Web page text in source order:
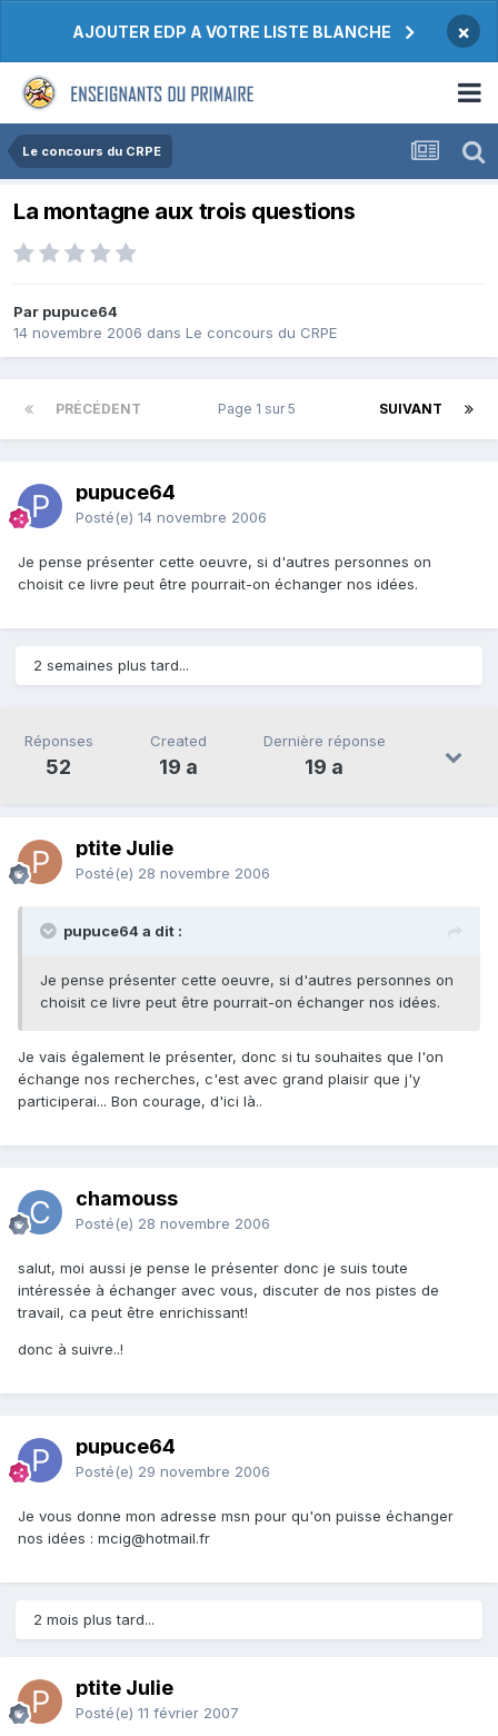
AJOUTER EDP A VOTRE LISTE BLANCHE ×
Le concours du CRPE
La montagne aux trois questions
Par pupuce64
14 novembre 2006 dans Le concours du CRPE
PRÉCÉDENT SUIVANT
Page 1 sur 5
pupuce64
Posté(e) 14 novembre 2006
Je pense présenter cette oeuvre, si d'autres personnes on
choisit ce livre peut être pourrait-on échanger nos idées.
2 semaines plus tard...
Réponses
52
Created
19 a
Dernière réponse
19 a
ptite Julie
Posté(e) 28 novembre 2006
pupuce64 a dit :
Je pense présenter cette oeuvre, si d'autres personnes on
choisit ce livre peut être pourrait-on échanger nos idées.
Je vais également le présenter, donc si tu souhaites que l'on
échange nos recherches, c'est avec grand plaisir que j'y
participerai... Bon courage, d'ici là..
chamouss
Posté(e) 28 novembre 2006
salut, moi aussi je pense le présenter donc je suis toute
intéressée à échanger avec vous, discuter de nos pistes de
travail, ca peut être enrichissant!
donc à suivre..!
pupuce64
Posté(e) 29 novembre 2006
Je vous donne mon adresse msn pour qu'on puisse échanger
nos idées : mcig@hotmail.fr
2 mois plus tard...
ptite Julie
Posté(e) 11 février 2007